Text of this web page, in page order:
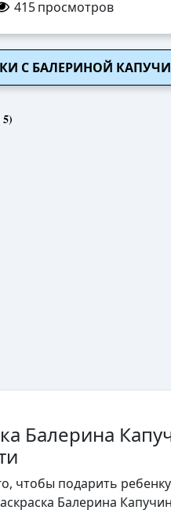
415просмотров
С БАЛЕРИНОЙ
5)
Балерина
чтобы подарить
Балерина